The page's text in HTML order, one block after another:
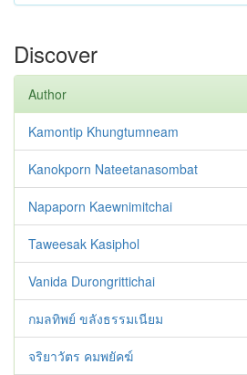
Discover
Author
Kamontip Khungtumneam
Kanokporn Nateetanasombat
Napaporn Kaewnimitchai
Taweesak Kasiphol
Vanida Durongrittichai
กมลทิพย์ ขลังธรรมเนียม
จริยาวัตร คมพยัคฆ์